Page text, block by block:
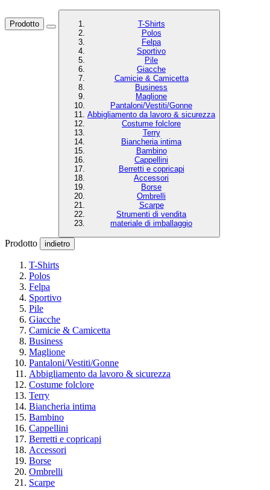
Prodotto
T-Shirts
Polos
Felpa
Sportivo
Pile
Giacche
Camicie & Camicetta
Business
Maglione
Pantaloni/Vestiti/Gonne
Abbigliamento da lavoro & sicurezza
Costume folclore
Terry
Biancheria intima
Bambino
Cappellini
Berretti e copricapi
Accessori
Borse
Ombrelli
Scarpe
Strumenti di vendita
materiale di imballaggio
Prodotto indietro
T-Shirts
Polos
Felpa
Sportivo
Pile
Giacche
Camicie & Camicetta
Business
Maglione
Pantaloni/Vestiti/Gonne
Abbigliamento da lavoro & sicurezza
Costume folclore
Terry
Biancheria intima
Bambino
Cappellini
Berretti e copricapi
Accessori
Borse
Ombrelli
Scarpe